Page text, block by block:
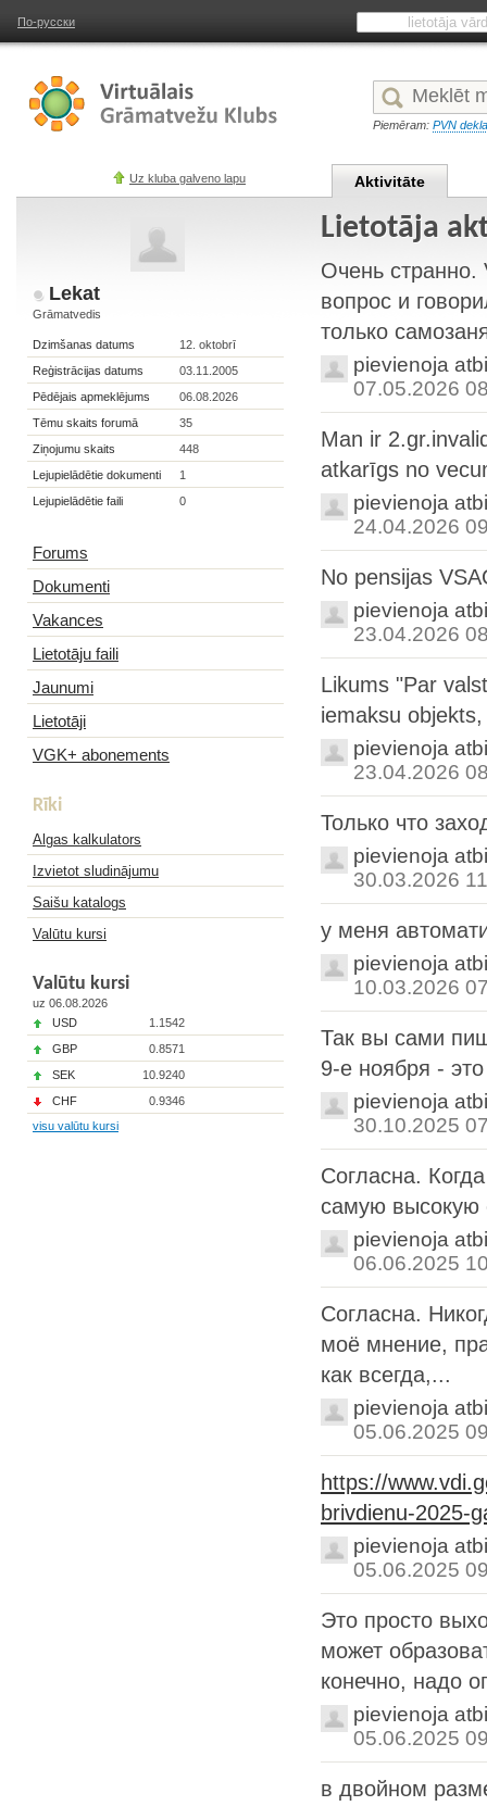
По-русски
Piemēram: PVN
Uz kluba galveno lapu Aktivitāte
Lekat
Grāmatvedis
Dzimšanas datums
12. oktobrī
Reģistrācijas datums
03.11.2005
Pēdējais apmeklējums
06.08.2026
Tēmu skaits forumā
35
Ziņojumu skaits
448
Lejupielādētie dokumenti
1
Lejupielādētie faili
0
Forums
Dokumenti
Vakances
Lietotāju faili
Jaunumi
Lietotāji
VGK+ abonements
Rīki
Algas kalkulators
Izvietot sludinājumu
Saišu katalogs
Valūtu kursi
Valūtu kursi
uz 06.08.2026
USD
1.1542
GBP
0.8571
SEK
10.9240
CHF
0.9346
visu valūtu kursi
Lietotāja
Очень странно.
вопрос и
только
pievienoja
07.05.2026
Man ir
atkarīgs no
pievienoja
24.04.2026
No pensijas
pievienoja
23.04.2026
Likums "Par
iemaksu
pievienoja
23.04.2026
Только что
pievienoja
30.03.2026
у меня
pievienoja
10.03.2026
Так вы сами
9-е ноября -
pievienoja
30.10.2025
Согласна.
самую высокую
pievienoja
06.06.2025
Согласна.
моё мнение,
как всегда,...
pievienoja
05.06.2025
https://
brivdienu-2025-
pievienoja
05.06.2025
Это просто
может
конечно, надо
pievienoja
05.06.2025
в двойном